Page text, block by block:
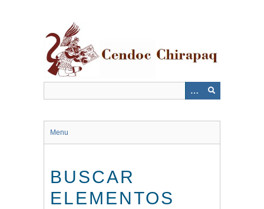
Menu
BUSCAR
ELEMENTOS